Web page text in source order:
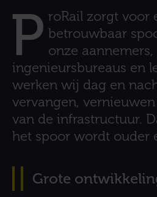
P roRail zorgt voor
betrouwbaar
onze aannemers,
ingenieursbureaus en
werken wij dag en
vervangen,
van de infrastructuur.
het spoor wordt ouder
Grote